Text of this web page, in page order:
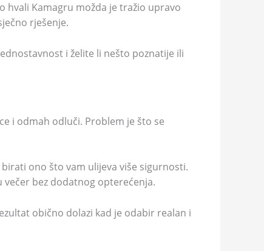
hvali Kamagru možda je tražio upravo
rješenje.
i želite li nešto poznatije ili
i odmah odluči. Problem je što se
ono što vam ulijeva više sigurnosti.
večer bez dodatnog opterećenja.
obično dolazi kad je odabir realan i